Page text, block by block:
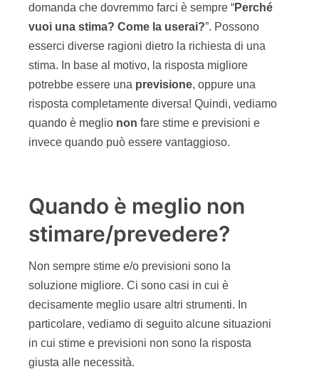
domanda che dovremmo farci è sempre “Perché
vuoi una stima? Come la userai?”. Possono
esserci diverse ragioni dietro la richiesta di una
stima. In base al motivo, la risposta migliore
potrebbe essere una previsione, oppure una
risposta completamente diversa! Quindi, vediamo
quando è meglio non fare stime e previsioni e
invece quando può essere vantaggioso.
Quando è meglio non
stimare/prevedere?
Non sempre stime e/o previsioni sono la
soluzione migliore. Ci sono casi in cui è
decisamente meglio usare altri strumenti. In
particolare, vediamo di seguito alcune situazioni
in cui stime e previsioni non sono la risposta
giusta alle necessità.